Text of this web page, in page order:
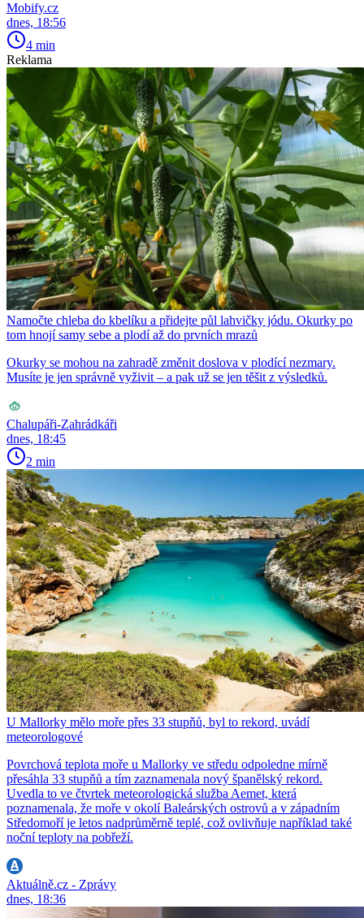
Mobify.cz
dnes, 18:56
4 min
Reklama
Namočte chleba do kbelíku a přidejte půl lahvičky jódu. Okurky po
tom hnojí samy sebe a plodí až do prvních mrazů
Okurky se mohou na zahradě změnit doslova v plodící nezmary.
Musíte je jen správně vyživit – a pak už se jen těšit z výsledků.
Chalupáři-Zahrádkáři
dnes, 18:45
2 min
U Mallorky mělo moře přes 33 stupňů, byl to rekord, uvádí
meteorologové
Povrchová teplota moře u Mallorky ve středu odpoledne mírně
přesáhla 33 stupňů a tím zaznamenala nový španělský rekord.
Uvedla to ve čtvrtek meteorologická služba Aemet, která
poznamenala, že moře v okolí Baleárských ostrovů a v západním
Středomoří je letos nadprůměrně teplé, což ovlivňuje například také
noční teploty na pobřeží.
Aktuálně.cz - Zprávy
dnes, 18:36